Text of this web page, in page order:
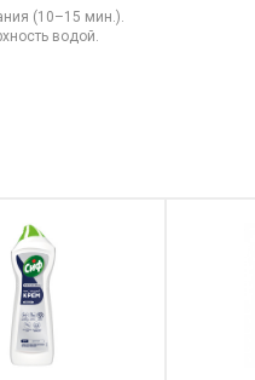
(10–15 мин.).
водой.